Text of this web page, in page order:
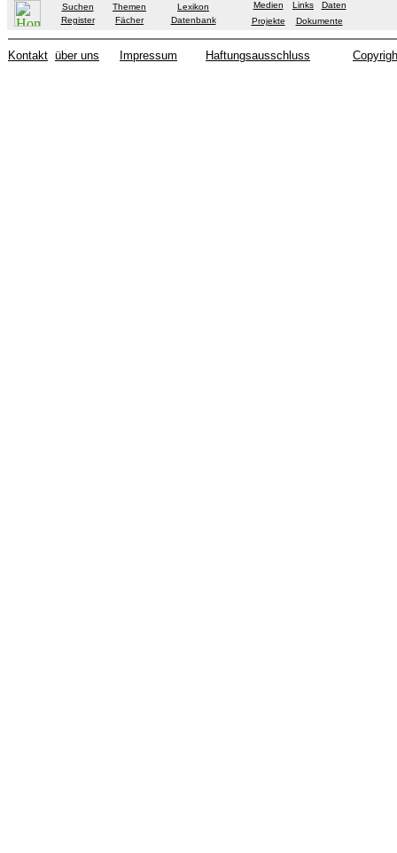
Suchen Themen
Lexikon
Register
Fächer Datenbank
Medien Links
Daten
Projekte
Dokumente
Kontakt über uns Impressum Haftungsausschluss